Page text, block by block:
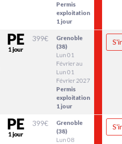
Permis
exploitation
1 jour
399€
Grenoble
(38)
Lun 01
Février au
Lun 01
Février 2027
Permis
exploitation
1 jour
399€
Grenoble
(38)
Lun 08